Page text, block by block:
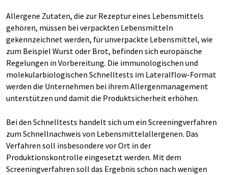
Allergene Zutaten, die zur Rezeptur eines Lebensmittels
gehören, müssen bei verpackten Lebensmitteln
gekennzeichnet werden, für unverpackte Lebensmittel, wie
zum Beispiel Wurst oder Brot, befinden sich europäische
Regelungen in Vorbereitung. Die immunologischen und
molekularbiologischen Schnelltests im Lateralflow-Format
werden die Unternehmen bei ihrem Allergenmanagement
unterstützen und damit die Produktsicherheit erhöhen.
Bei den Schnelltests handelt sich um ein Screeningverfahren
zum Schnellnachweis von Lebensmittelallergenen. Das
Verfahren soll insbesondere vor Ort in der
Produktionskontrolle eingesetzt werden. Mit dem
Screeningverfahren soll das Ergebnis schon nach wenigen